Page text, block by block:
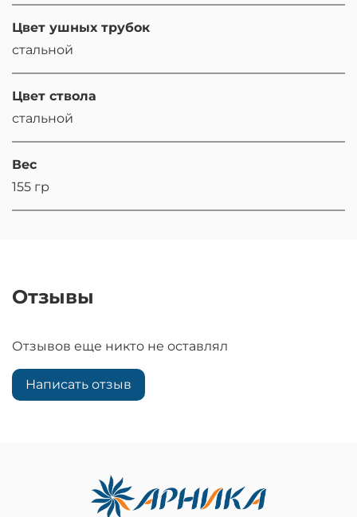
Цвет ушных трубок
стальной
Цвет ствола
стальной
Вес
155 гр
Отзывы
Отзывов еще никто не оставлял
Написать отзыв